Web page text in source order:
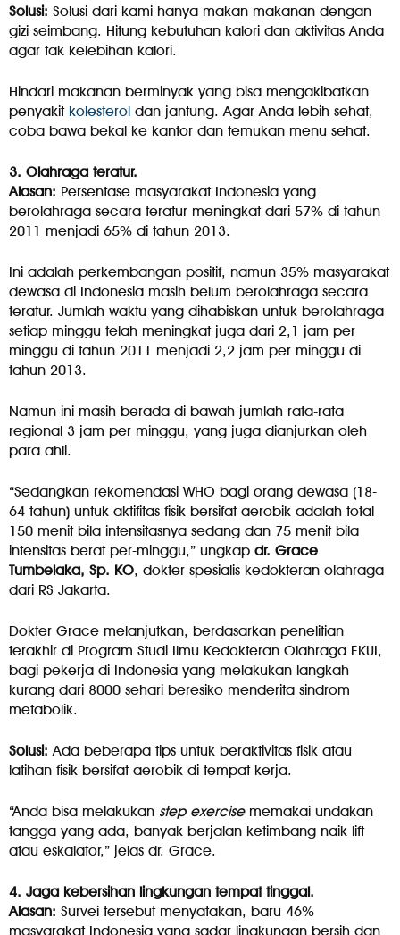
Solusi: Solusi dari kami hanya makan makanan dengan
gizi seimbang. Hitung kebutuhan kalori dan aktivitas Anda
agar tak kelebihan kalori.
Hindari makanan berminyak yang bisa mengakibatkan
penyakit kolesterol dan jantung. Agar Anda lebih sehat,
coba bawa bekal ke kantor dan temukan menu sehat.
3. Olahraga teratur.
Alasan: Persentase masyarakat Indonesia yang
berolahraga secara teratur meningkat dari 57% di tahun
2011 menjadi 65% di tahun 2013.
Ini adalah perkembangan positif, namun 35% masyarakat
dewasa di Indonesia masih belum berolahraga secara
teratur. Jumlah waktu yang dihabiskan untuk berolahraga
setiap minggu telah meningkat juga dari 2,1 jam per
minggu di tahun 2011 menjadi 2,2 jam per minggu di
tahun 2013.
Namun ini masih berada di bawah jumlah rata-rata
regional 3 jam per minggu, yang juga dianjurkan oleh
para ahli.
“Sedangkan rekomendasi WHO bagi orang dewasa (18-
64 tahun) untuk aktifitas fisik bersifat aerobik adalah total
150 menit bila intensitasnya sedang dan 75 menit bila
intensitas berat per-minggu,” ungkap dr. Grace
Tumbelaka, Sp. KO, dokter spesialis kedokteran olahraga
dari RS Jakarta.
Dokter Grace melanjutkan, berdasarkan penelitian
terakhir di Program Studi Ilmu Kedokteran Olahraga FKUI,
bagi pekerja di Indonesia yang melakukan langkah
kurang dari 8000 sehari beresiko menderita sindrom
metabolik.
Solusi:Ada beberapa tips untuk beraktivitas fisik atau
latihan fisik bersifat aerobik di tempat kerja.
“Anda bisa melakukan step exercisememakai undakan
tangga yang ada, banyak berjalan ketimbang naik lift
atau eskalator,” jelas dr. Grace.
4. Jaga kebersihan lingkungan tempat tinggal.
Alasan: Survei tersebut menyatakan, baru 46%
masyarakat Indonesia yang sadar lingkungan bersih dan